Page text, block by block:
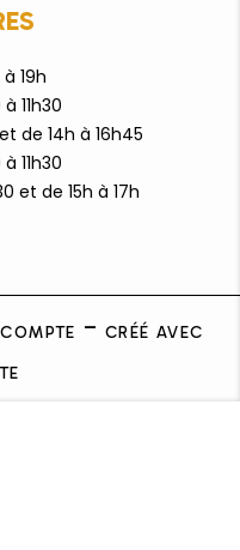
19h
11h30
de 14h à 16h45
11h30
et de 15h à 17h
CRÉÉ AVEC